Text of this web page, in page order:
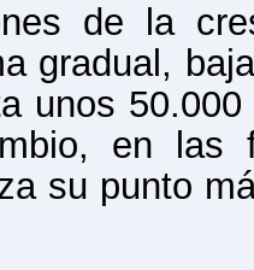
de la
gradual,
unos
en las
su punto